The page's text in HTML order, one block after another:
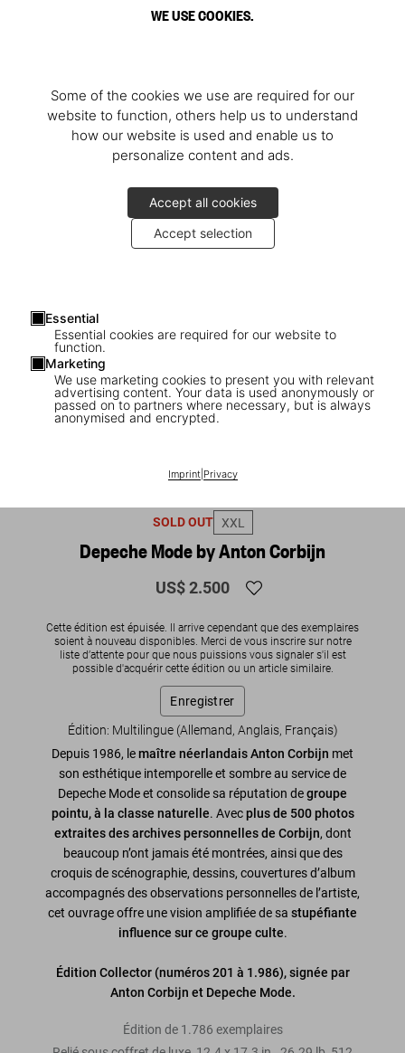
WE USE COOKIES.
Some of the cookies we use are required for our
website to function, others help us to understand
how our website is used and enable us to
personalize content and ads.
Accept all cookies
Accept selection
Essential
Essential cookies are required for our website to
function.
Marketing
We use marketing cookies to present you with relevant
advertising content. Your data is used anonymously or
passed on to partners where necessary, but is always
anonymised and encrypted.
Imprint| Privacy
1/ 20
SOLD OUT XXL
Depeche Mode by Anton Corbijn
US$ 2.500
Cette édition est épuisée. Il arrive cependant que des exemplaires
soient à nouveau disponibles. Merci de vous inscrire sur notre
liste d’attente pour que nous puissions vous signaler s'il est
possible d'acquérir cette édition ou un article similaire.
Enregistrer
Édition: Multilingue (Allemand, Anglais, Français)
Depuis 1986, lemaître néerlandais Anton Corbijn met
son esthétique intemporelle et sombre au service de
Depeche Mode et consolide sa réputation degroupe
pointu, à la classe naturelle. Avecplus de 500 photos
extraites des archives personnelles de Corbijn, dont
beaucoup n’ont jamais été montrées, ainsi que des
croquis de scénographie, dessins, couvertures d’album
accompagnés des observations personnelles de l’artiste,
cet ouvrage offre une vision amplifiée de sa stupéfiante
influence sur ce groupe culte.
Édition Collector (numéros 201 à 1.986), signée par
Anton Corbijn et Depeche Mode.
Édition de 1.786 exemplaires